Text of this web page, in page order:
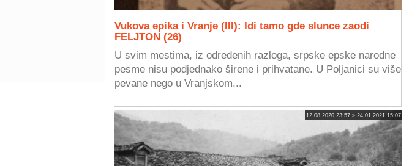
Vukova epika i Vranje (III): Idi tamo gde slunce zaodi
FELJTON (26)
U svim mestima, iz određenih razloga, srpske epske narodne
pesme nisu podjednako širene i prihvatane. U Poljanici su više
pevane nego u Vranjskom...
12.08.2020 23:57 » 24.01.2021 15:07